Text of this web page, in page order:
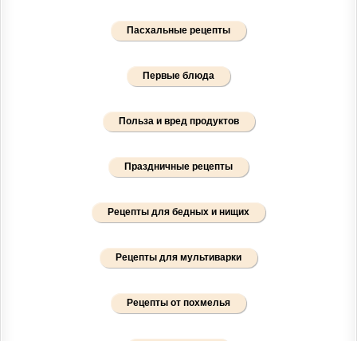
Пасхальные рецепты
Первые блюда
Польза и вред продуктов
Праздничные рецепты
Рецепты для бедных и нищих
Рецепты для мультиварки
Рецепты от похмелья